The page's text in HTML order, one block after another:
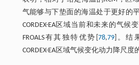
气能够与下垫面的海温处于更好的
CORDEX-EA区域当前和未来的气候
FROALS有其独特优势[ 78,79]。结
CORDEX-EA区域气候变化动力降尺度